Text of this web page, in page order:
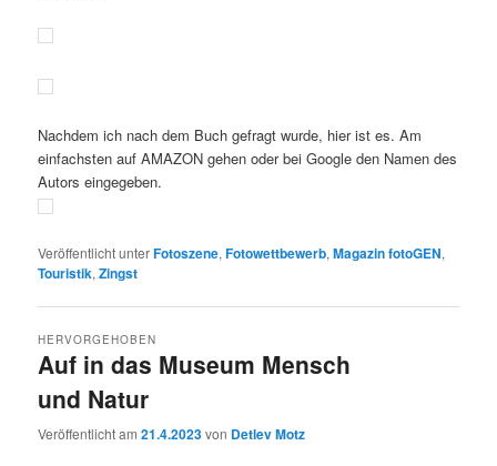
Nachdem ich nach dem Buch gefragt wurde, hier ist es. Am
einfachsten auf AMAZON gehen oder bei Google den Namen des
Autors eingegeben.
Veröffentlicht unterFotoszene,Fotowettbewerb,Magazin fotoGEN,
Touristik,Zingst
Auf in das Museum Mensch
und Natur
HERVORGEHOBEN
Veröffentlicht am21.4.2023von Detlev Motz